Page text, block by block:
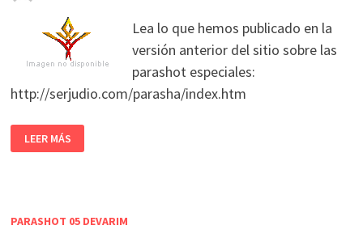
Lea lo que hemos publicado en la
versión anterior del sitio sobre las
parashot especiales:
http://serjudio.com/parasha/index.htm
LEER MÁS
PARASHOT 05 DEVARIM